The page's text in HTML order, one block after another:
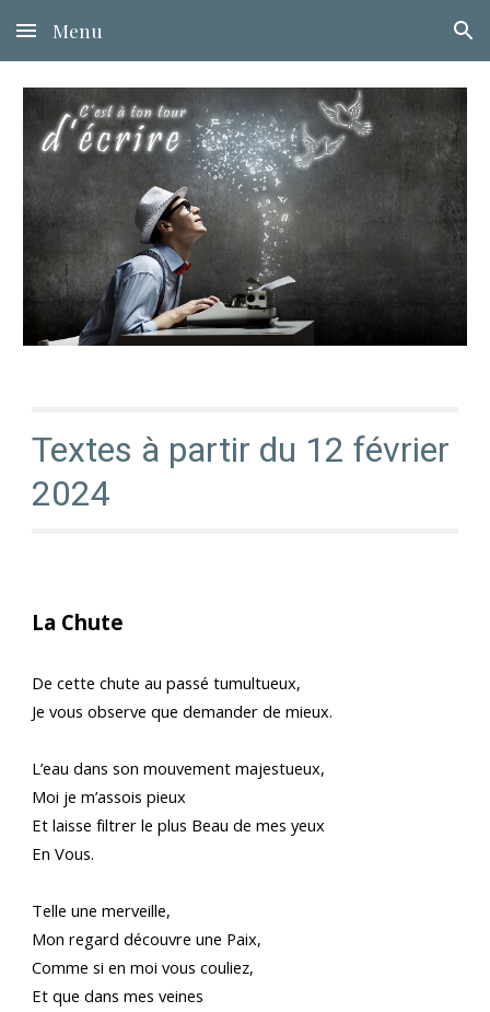
Skip to main content Skip to navigation
Menu
Textes à partir du 12 février
2024
La Chute
De cette chute au passé tumultueux,
Je vous observe que demander de mieux.
L’eau dans son mouvement majestueux,
Moi je m’assois pieux
Et laisse filtrer le plus Beau de mes yeux
En Vous.
Telle une merveille,
Mon regard découvre une Paix,
Comme si en moi vous couliez,
Et que dans mes veines